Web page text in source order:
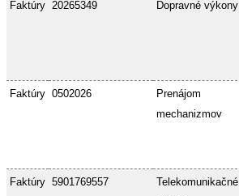
Faktúry 20265349 Dopravné výkony
Faktúry 0502026
Prenájom
mechanizmov
Faktúry 5901769557
Telekomunikačné